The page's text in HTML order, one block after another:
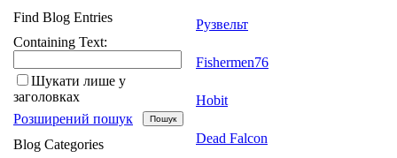
Рузвельт
Fishermen76
Hobit
Dead Falcon
Find Blog Entries
Containing Text:
Шукати лише у
заголовках
Розширений пошук
Blog Categories